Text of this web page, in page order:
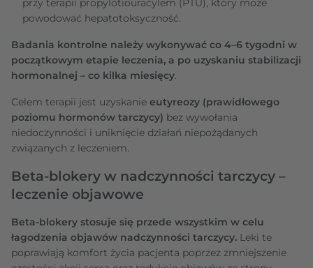
przy terapii propylotiouracylem (PTU), który może
powodować hepatotoksyczność.
Badania kontrolne należy wykonywać co 4–6 tygodni w
początkowym etapie leczenia, a po uzyskaniu stabilizacji
hormonalnej – co kilka miesięcy.
Celem terapii jest uzyskanie eutyreozy (prawidłowego
poziomu hormonów tarczycy) bez wywołania
niedoczynności i uniknięcie działań niepożądanych
związanych z leczeniem.
Beta-blokery w nadczynności tarczycy –
leczenie objawowe
Beta-blokery stosuje się przede wszystkim w celu
łagodzenia objawów nadczynności tarczycy. Leki te
poprawiają komfort życia pacjenta poprzez zmniejszenie